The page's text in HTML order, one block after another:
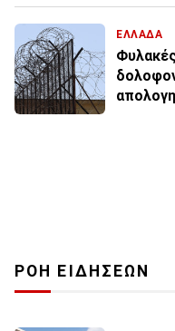
ΕΛΛΑΔΑ
ΡΟΗ ΕΙΔΗΣΕΩΝ